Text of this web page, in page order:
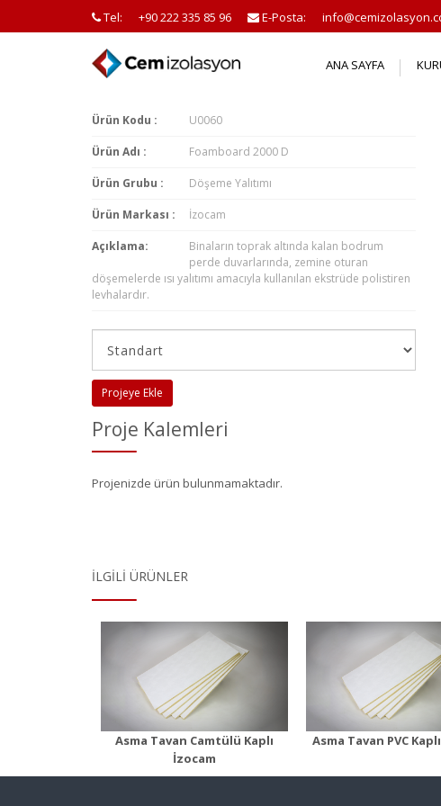
Tel: +90 222 335 85 96 E-Posta:
ANA SAYFA
Ürün Kodu : U0060
Ürün Adı : Foamboard 2000 D
Ürün Grubu : Döşeme Yalıtımı
Ürün Markası : İzocam
Açıklama:
Binaların toprak altında kalan bodrum
perde duvarlarında, zemine oturan
döşemelerde ısı yalıtımı amacıyla kullanılan ekstrüde polistiren
levhalardır.
Projeye Ekle
Proje Kalemleri
Projenizde ürün bulunmamaktadır.
İLGILI ÜRÜNLER
Asma Tavan Camtülü Kaplı
İzocam
Asma Tavan PVC
Asma Tavan PVC
Kaplı
Ürün Detayı
Foamboard
Ürün